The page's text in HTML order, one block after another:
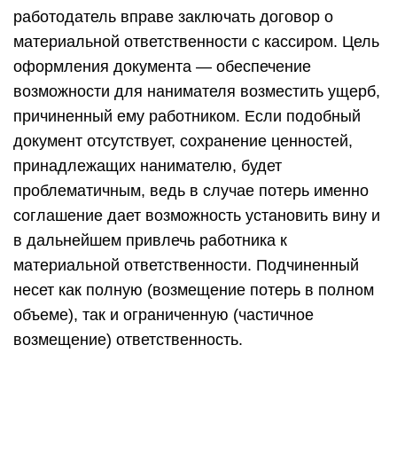
работодатель вправе заключать договор о
материальной ответственности с кассиром. Цель
оформления документа — обеспечение
возможности для нанимателя возместить ущерб,
причиненный ему работником. Если подобный
документ отсутствует, сохранение ценностей,
принадлежащих нанимателю, будет
проблематичным, ведь в случае потерь именно
соглашение дает возможность установить вину и
в дальнейшем привлечь работника к
материальной ответственности. Подчиненный
несет как полную (возмещение потерь в полном
объеме), так и ограниченную (частичное
возмещение) ответственность.